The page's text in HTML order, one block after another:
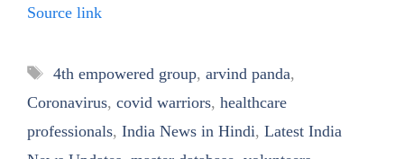
Source link
Tags
4th empowered group, arvind panda,
Coronavirus, covid warriors, healthcare
professionals, India News in Hindi, Latest India